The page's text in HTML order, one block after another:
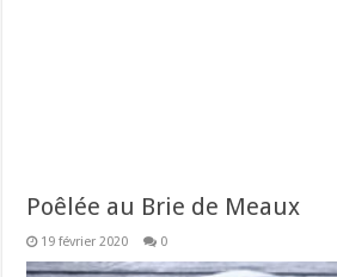
Poêlée au Brie de Meaux
19 février 2020 0